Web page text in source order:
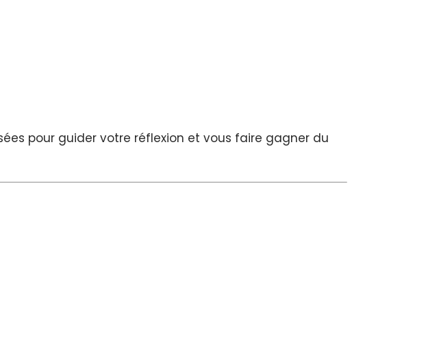
pour guider votre réflexion et vous faire gagner du